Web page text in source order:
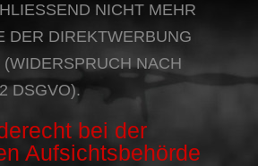
NICHT MEHR
DER DIREKTWERBUNG
NACH
DSGVO).
bei der
Aufsichts­behörde